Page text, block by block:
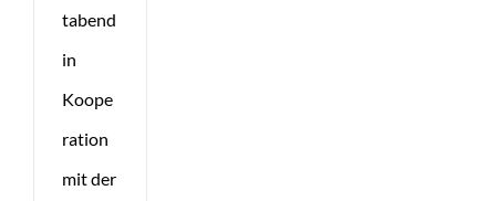
tabend
in
Koope
ration
mit der